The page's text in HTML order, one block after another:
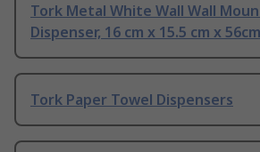
Tork Metal White Wall Wall
Dispenser, 16 cm x 15.5 cm x 56cm
Tork Paper Towel Dispensers